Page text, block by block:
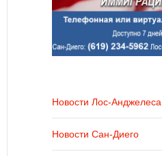
Новости Лос-Анджелеса
Новости Сан-Диего